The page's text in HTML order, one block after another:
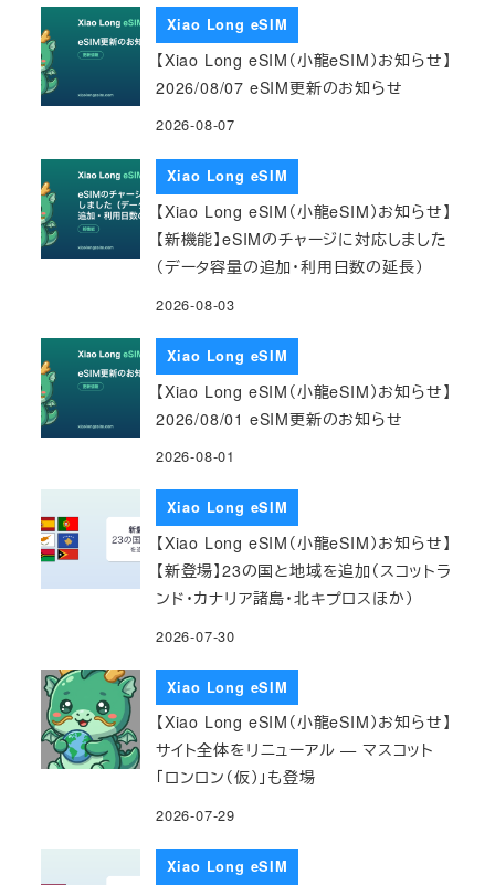
Xiao Long eSIM
【Xiao Long eSIM（小龍eSIM）お知らせ】
2026/08/07 eSIM更新のお知らせ
2026-08-07
Xiao Long eSIM
【Xiao Long eSIM（小龍eSIM）お知らせ】
【新機能】eSIMのチャージに対応しました
（データ容量の追加・利用日数の延長）
2026-08-03
Xiao Long eSIM
【Xiao Long eSIM（小龍eSIM）お知らせ】
2026/08/01 eSIM更新のお知らせ
2026-08-01
Xiao Long eSIM
【Xiao Long eSIM（小龍eSIM）お知らせ】
【新登場】23の国と地域を追加（スコットラ
ンド・カナリア諸島・北キプロスほか）
2026-07-30
Xiao Long eSIM
【Xiao Long eSIM（小龍eSIM）お知らせ】
サイト全体をリニューアル — マスコット
「ロンロン（仮）」も登場
2026-07-29
Xiao Long eSIM